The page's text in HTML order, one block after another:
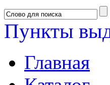
Пункты
Главная